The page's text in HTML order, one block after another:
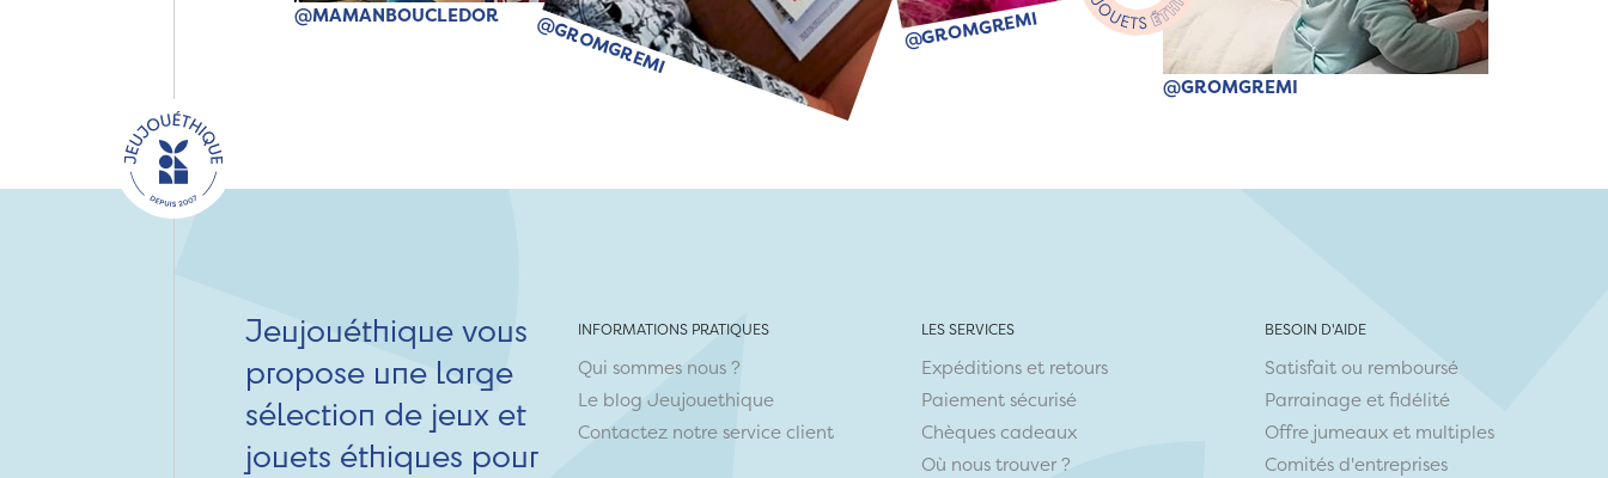
@MAMANBOUCLEDOR @GROMGREMI @GROMGREMI
@GROMGREMI
Jeujouéthique vous
propose une large
sélection de jeux et
jouets éthiques pour
INFORMATIONS PRATIQUES
Qui sommes nous ?
Le blog Jeujouethique
Contactez notre service client
LES SERVICES
Expéditions et retours
Paiement sécurisé
Chèques cadeaux
Où nous trouver ?
BESOIN D'AIDE
Satisfait ou remboursé
Parrainage et fidélité
Offre jumeaux et multiples
Comités d'entreprises